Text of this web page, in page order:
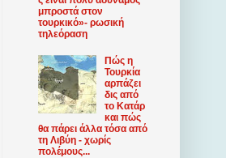
μπροστά στον
τουρκικό»- ρωσική
τηλεόραση
Πώς η
Τουρκία
αρπάζει
δις από
το Κατάρ
και πώς
θα πάρει άλλα τόσα από
τη Λιβύη - χωρίς
πολέμους...